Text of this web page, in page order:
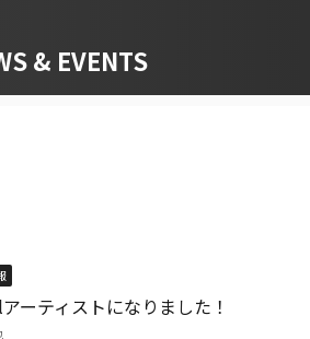
& EVENTS
ーティストになりました！